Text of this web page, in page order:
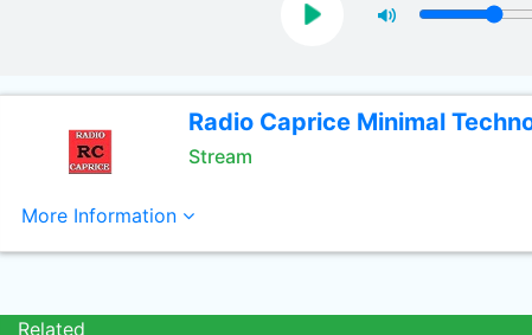
Radio Caprice Minimal
Stream
More Information
Related